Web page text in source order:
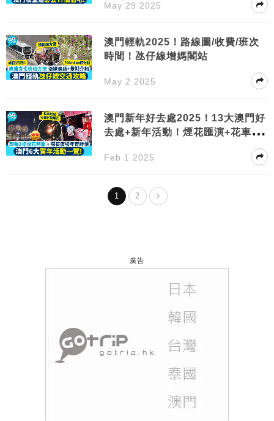
May 29 2025
澳門輕軌2025！路線圖/收費/班次
時間！氹仔線增媽閣站
May 2 2025
澳門新年好去處2025！13大澳門好
去處+新年活動！煙花匯演+花車巡
Feb 1 2025
1 2
廣告